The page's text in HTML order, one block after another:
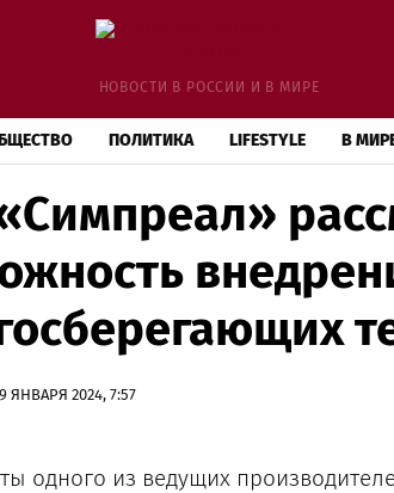
НОВОСТИ В РОССИИ И В МИРЕ
ПОЛИТИКА LIFESTYLE В
ЯНВАРЯ 2024, 7:57
одного из ведущих